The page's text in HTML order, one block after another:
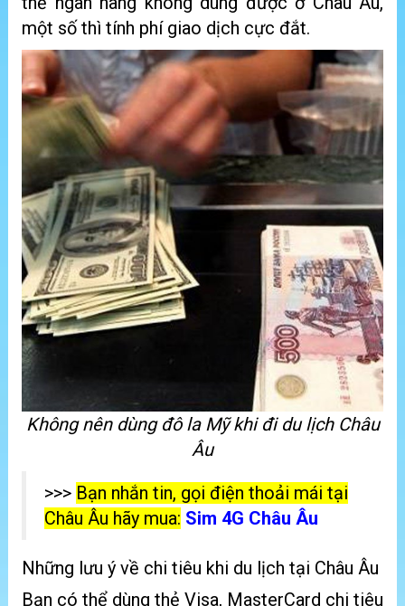
một số thì tính phí giao dịch cực đắt.
Không nên dùng đô la Mỹ khi đi du lịch Châu
Âu
>>> Bạn nhắn tin, gọi điện thoải mái tại
Châu Âu hãy mua: Sim 4G Châu Âu
Những lưu ý về chi tiêu khi du lịch tại Châu Âu
Bạn có thể dùng thẻ Visa, MasterCard chi tiêu